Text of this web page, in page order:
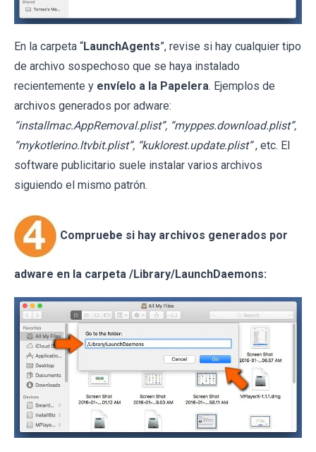
En la carpeta “LaunchAgents”, revise si hay cualquier tipo
de archivo sospechoso que se haya instalado
recientemente y envíelo a la Papelera. Ejemplos de
archivos generados por adware:
“installmac.AppRemoval.plist”, “myppes.download.plist”,
“mykotlerino.ltvbit.plist”, “kuklorest.update.plist” , etc. El
software publicitario suele instalar varios archivos
siguiendo el mismo patrón.
Compruebe si hay archivos generados por
adware en la carpeta /Library/LaunchDaemons: